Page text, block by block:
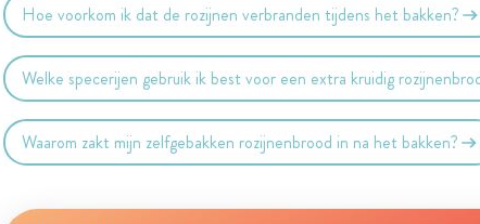
Hoe voorkom ik dat de rozijnen verbranden tijdens het bakken?
Welke specerijen gebruik ik best voor een extra kruidig
Waarom zakt mijn zelfgebakken rozijnenbrood in na het bakken?